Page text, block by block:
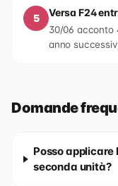
5 Versa F24
30/06 acconto
anno
Domande
Posso applicare
seconda unità?